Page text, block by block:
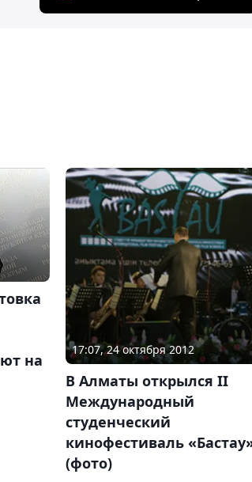
на
17:07, 24 октября 2012
В Алматы открылся II
Международный
студенческий
кинофестиваль
(фото)